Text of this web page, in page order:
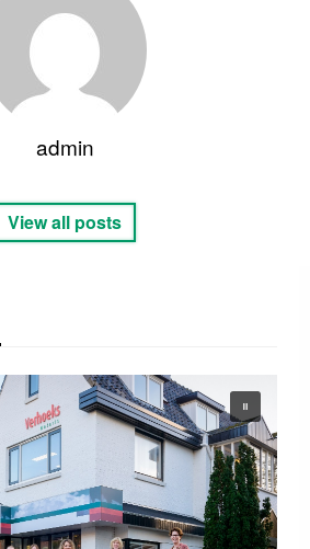
admin
View all posts